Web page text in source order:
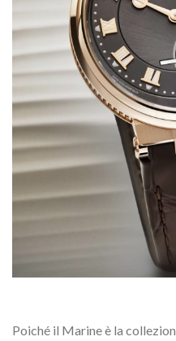
Poiché il Marine è la